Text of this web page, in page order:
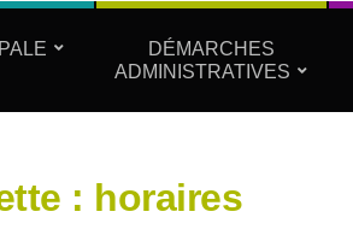
DÉMARCHES
ADMINISTRATIVES
: horaires